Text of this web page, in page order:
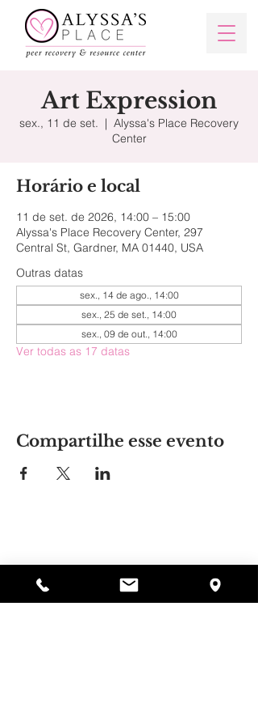
Art Expression
sex., 11 de set.
  |
Alyssa's Place Recovery
Center
Horário e local
11 de set. de 2026, 14:00 – 15:00
Alyssa's Place Recovery Center, 297
Central St, Gardner, MA 01440, USA
Outras datas
sex., 14 de ago., 14:00
sex., 25 de set., 14:00
sex., 09 de out., 14:00
Ver todas as 17 datas
Compartilhe esse evento
297 Central St. Gardner, MA 01440
978-364-0920